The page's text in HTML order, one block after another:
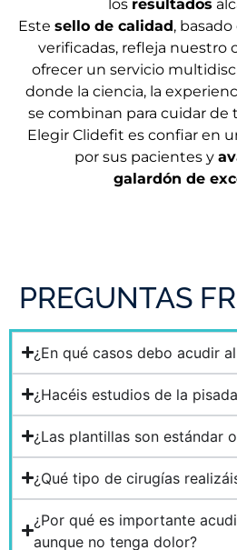
los resultados
Este sello de calidad,
verificadas, refleja nuestro
ofrecer un servicio
donde la ciencia, la
se combinan para cuidar de
Elegir Clidefit es confiar en
por sus pacientes y
galardón de
PREGUNTAS
¿En qué casos debo acudir
¿Hacéis estudios de la
¿Las plantillas son estándar
¿Qué tipo de cirugías
¿Por qué es importante
aunque no tenga dolor?